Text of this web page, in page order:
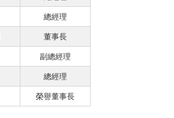
總經理
董事長
副總經理
總經理
榮譽董事長